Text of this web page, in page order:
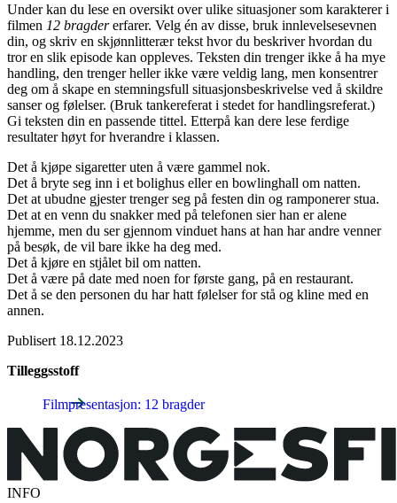
Under kan du lese en oversikt over ulike situasjoner som karakterer i
filmen 12 bragdererfarer. Velg én av disse, bruk innlevelsesevnen
din, og skriv en skjønnlitterær tekst hvor du beskriver hvordan du
tror en slik episode kan oppleves. Teksten din trenger ikke å ha mye
handling, den trenger heller ikke være veldig lang, men konsentrer
deg om å skape en stemningsfull situasjonsbeskrivelse ved å skildre
sanser og følelser. (Bruk tankereferat i stedet for handlingsreferat.)
Gi teksten din en passende tittel. Etterpå kan dere lese ferdige
resultater høyt for hverandre i klassen.
Det å kjøpe sigaretter uten å være gammel nok.
Det å bryte seg inn i et bolighus eller en bowlinghall om natten.
Det at ubudne gjester trenger seg på festen din og ramponerer stua.
Det at en venn du snakker med på telefonen sier han er alene
hjemme, men du ser gjennom vinduet hans at han har andre venner
på besøk, de vil bare ikke ha deg med.
Det å kjøre en stjålet bil om natten.
Det å være på date med noen for første gang, på en restaurant.
Det å se den personen du har hatt følelser for stå og kline med en
annen.
Publisert 18.12.2023
Tilleggsstoff
Filmpresentasjon: 12 bragder
INFO